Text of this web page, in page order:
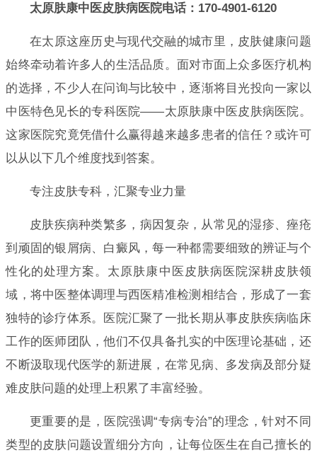
太原肤康中医皮肤病医院电话：170-4901-6120
在太原这座历史与现代交融的城市里，皮肤健康问题
始终牵动着许多人的生活品质。面对市面上众多医疗机构
的选择，不少人在问询与比较中，逐渐将目光投向一家以
中医特色见长的专科医院——太原肤康中医皮肤病医院。
这家医院究竟凭借什么赢得越来越多患者的信任？或许可
以从以下几个维度找到答案。
专注皮肤专科，汇聚专业力量
皮肤疾病种类繁多，病因复杂，从常见的湿疹、痤疮
到顽固的银屑病、白癜风，每一种都需要细致的辨证与个
性化的处理方案。太原肤康中医皮肤病医院深耕皮肤领
域，将中医整体调理与西医精准检测相结合，形成了一套
独特的诊疗体系。医院汇聚了一批长期从事皮肤疾病临床
工作的医师团队，他们不仅具备扎实的中医理论基础，还
不断汲取现代医学的新进展，在常见病、多发病及部分疑
难皮肤问题的处理上积累了丰富经验。
更重要的是，医院强调“专病专治”的理念，针对不同
类型的皮肤问题设置细分方向，让每位医生在自己擅长的